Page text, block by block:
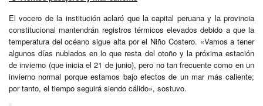
El vocero de la institución aclaró que la capital peruana y la provincia
constitucional mantendrán registros térmicos elevados debido a que la
temperatura del océano sigue alta por el Niño Costero. «Vamos a tener
algunos días nublados en lo que resta del otoño y la próxima estación
de invierno (que inicia el 21 de junio), pero no tan frecuente como en un
invierno normal porque estamos bajo efectos de un mar más caliente;
por tanto, el tiempo seguirá siendo cálido», sostuvo.